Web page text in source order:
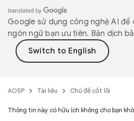
Google sử dụng công nghệ AI để
ngôn ngữ bạn ưu tiên. Bản dịch
AOSP Tài liệu Chủ đề cốt lõi
Thông tin này có hữu ích không cho bạn